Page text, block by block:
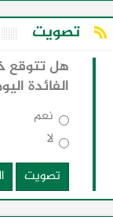
تصويت
هل تتوقع
الفائدة
نعم
لا
تصويت